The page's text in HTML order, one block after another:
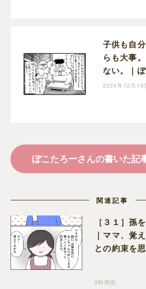
子供も自
らも大事
ない。｜
漫画
2024年12月16
ぽこたろーさんの書いた記
関連記事
［３１］孫
｜ママ、覚
との約束を
2時間前